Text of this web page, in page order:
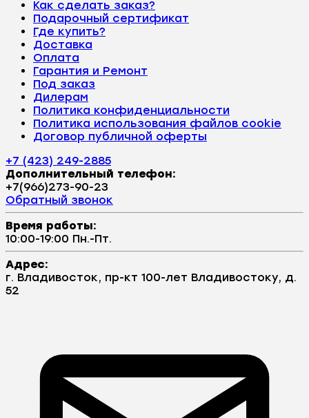
Как сделать заказ?
Подарочный сертификат
Где купить?
Доставка
Оплата
Гарантия и Ремонт
Под заказ
Дилерам
Политика конфиденциальности
Политика использования файлов cookie
Договор публичной оферты
+7 (423) 249-2885
Дополнительный телефон:
+7(966)273-90-23
Обратный звонок
Время работы:
10:00-19:00 Пн.-Пт.
Адрес:
г. Владивосток, пр-кт 100-лет Владивостоку, д.
52